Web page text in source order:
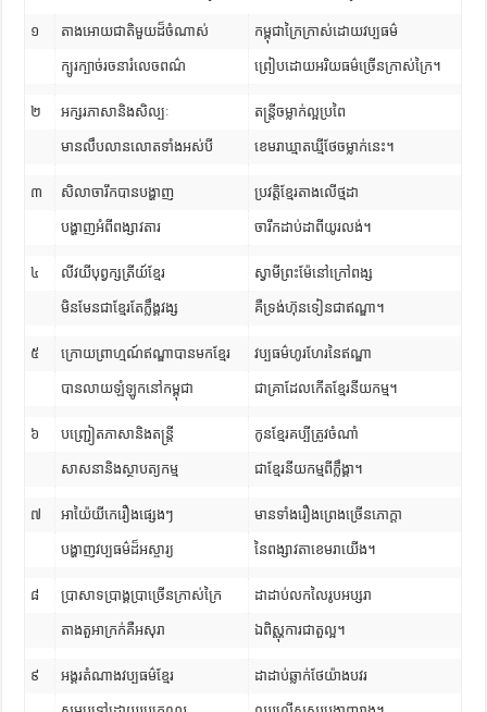
១ តាងអោយជាតិមួយដ៏ចំណាស់ កម្ពុជាក្រៃក្រាស់ដោយវប្បធម៌
ក្បូរក្បាច់រចនារំលេចពណ៌ ព្រៀបដោយអរិយធម៌ច្រើនក្រាស់ក្រៃ។
២ អក្សរភាសានិងសិល្បៈ តន្រ្តីចម្លាក់ល្អប្រពៃ
មានលឹបលានលោតទាំងអស់បី ខេមរាឃ្មាតឃ្មីថែចម្លាក់នេះ។
៣ សិលាចារឹកបានបង្ហាញ ប្រវត្តិខ្មែរតាងលើថ្មដា
បង្ហាញអំពីពង្សាវតារ ចារឹកដាប់ដាពីយូរលង់។
៤ លីវយីបុព្វក្សត្រីយ៍ខ្មែរ ស្វាមីព្រះម៉ែនៅក្រៅពង្ស
មិនមែនជាខ្មែរតែក្លឹង្គវង្ស គឺទ្រង់ហ៊ុនទៀនជាឥណ្ឌា។
៥ ក្រោយព្រាហ្មណ៍ឥណ្ឌាបានមកខ្មែរ វប្បធម៌ហូរហែរនៃឥណ្ឌា
បានលាយឡំឡូកនៅកម្ពុជា ជាគ្រាដែលកើតខ្មែរនីយកម្ម។
៦ បញ្ជ្រៀតភាសានិងតន្រ្តី កូនខ្មែរគប្បីត្រូវចំណាំ
សាសនានិងស្ថាបត្យកម្ម ជាខ្មែរនីយកម្មពីក្លឹង្គា។
៧ អាយ៉ៃយីកេរឿងផ្សេងៗ មានទាំងរឿងព្រេងច្រើនភោក្ដា
បង្ហាញវប្បធម៌ដ៏អស្ចារ្យ នៃពង្សាវតាខេមរាយើង។
៨ ប្រាសាទប្រាង្គប្រាច្រើនក្រាស់ក្រៃ ដាដាប់លកលៃរូបអប្សរា
តាងតួអាក្រក់គឺអសុរា ឯពិស្ណុការជាតួល្អ។
៩ អង្គរតំណាងវប្បធម៌ខ្មែរ ដាដាប់ឆ្លាក់ថែយ៉ាងបវរ